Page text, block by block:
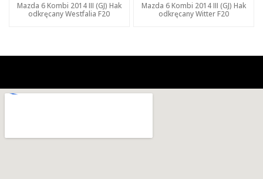
Mazda 6 Kombi 2014 III (GJ) Hak
odkręcany Westfalia F20
Mazda 6 Kombi 2014 III (GJ) Hak
odkręcany Witter F20